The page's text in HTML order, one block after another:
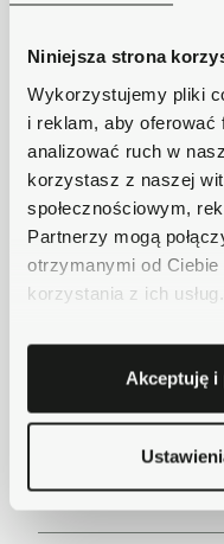
Niniejsza strona
Wykorzystujemy pliki
i reklam, aby oferować
analizować ruch w
korzystasz z naszej
społecznościowym,
Partnerzy mogą
otrzymanymi od
korzystania z ich usług.
Akceptuję i
Szybka
Zamówienia
dostawy już od
Bezpieczne
Płatności
operator
Masz
Zadzwoń do
mail. Chętnie
Krótki opis
Szczegóły produktu